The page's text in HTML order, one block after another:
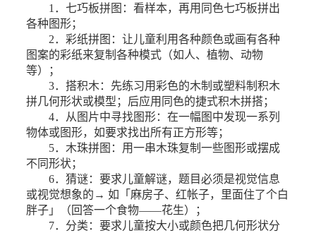
1．七巧板拼图：看样本，再用同色七巧板拼出
各种图形；
2．彩纸拼图：让儿童利用各种颜色或画有各种
图案的彩纸来复制各种模式（如人、植物、动物
等）；
3．搭积木：先练习用彩色的木制或塑料制积木
拼几何形状或模型；后应用同色的捷式积木拼搭；
4．从图片中寻找图形：在一幅图中发现一系列
物体或图形，如要求找出所有正方形等；
5．木珠拼图：用一串木珠复制一些图形或摆成
不同形状；
6．猜谜：要求儿童解谜，题目必须是视觉信息
或视觉想象的→ 如「麻房子、红帐子，里面住了个白
胖子」（回答一个食物——花生）；
7．分类：要求儿童按大小或颜色把几何形状分